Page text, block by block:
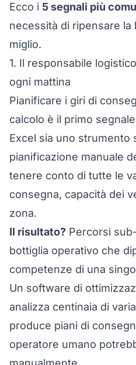
Ecco i 5 segnali più
necessità di ripensare la
miglio.
1. Il responsabile
ogni mattina
Pianificare i giri di
calcolo è il primo
Excel sia uno strumento
pianificazione manuale
tenere conto di tutte le
consegna, capacità dei
zona.
Il risultato? Percorsi
bottiglia operativo che
competenze di una
Un software di
analizza centinaia di
produce piani di
operatore umano